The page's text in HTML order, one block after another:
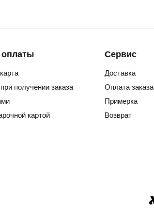
получении заказа
картой
Сервис
Доставка
Оплата заказа
Примерка
Возврат